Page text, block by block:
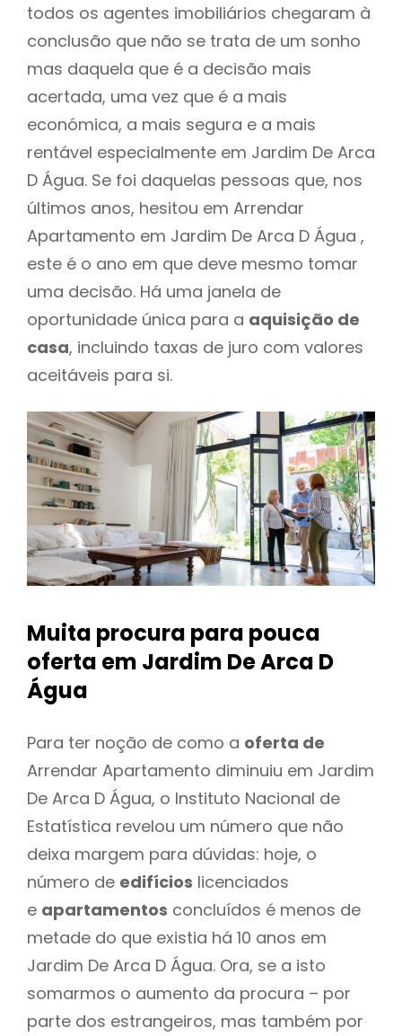
todos os agentes imobiliários chegaram à
conclusão que não se trata de um sonho
mas daquela que é a decisão mais
acertada, uma vez que é a mais
económica, a mais segura e a mais
rentável especialmente em Jardim De Arca
D Água. Se foi daquelas pessoas que, nos
últimos anos, hesitou em Arrendar
Apartamento em Jardim De Arca D Água ,
este é o ano em que deve mesmo tomar
uma decisão. Há uma janela de
oportunidade única para a aquisição de
casa, incluindo taxas de juro com valores
aceitáveis para si.
Muita procura para pouca
oferta em Jardim De Arca D
Água
Para ter noção de como a oferta de
Arrendar Apartamento diminuiu em Jardim
De Arca D Água, o Instituto Nacional de
Estatística revelou um número que não
deixa margem para dúvidas: hoje, o
número de edifícios licenciados
e apartamentos concluídos é menos de
metade do que existia há 10 anos em
Jardim De Arca D Água. Ora, se a isto
somarmos o aumento da procura – por
parte dos estrangeiros, mas também por